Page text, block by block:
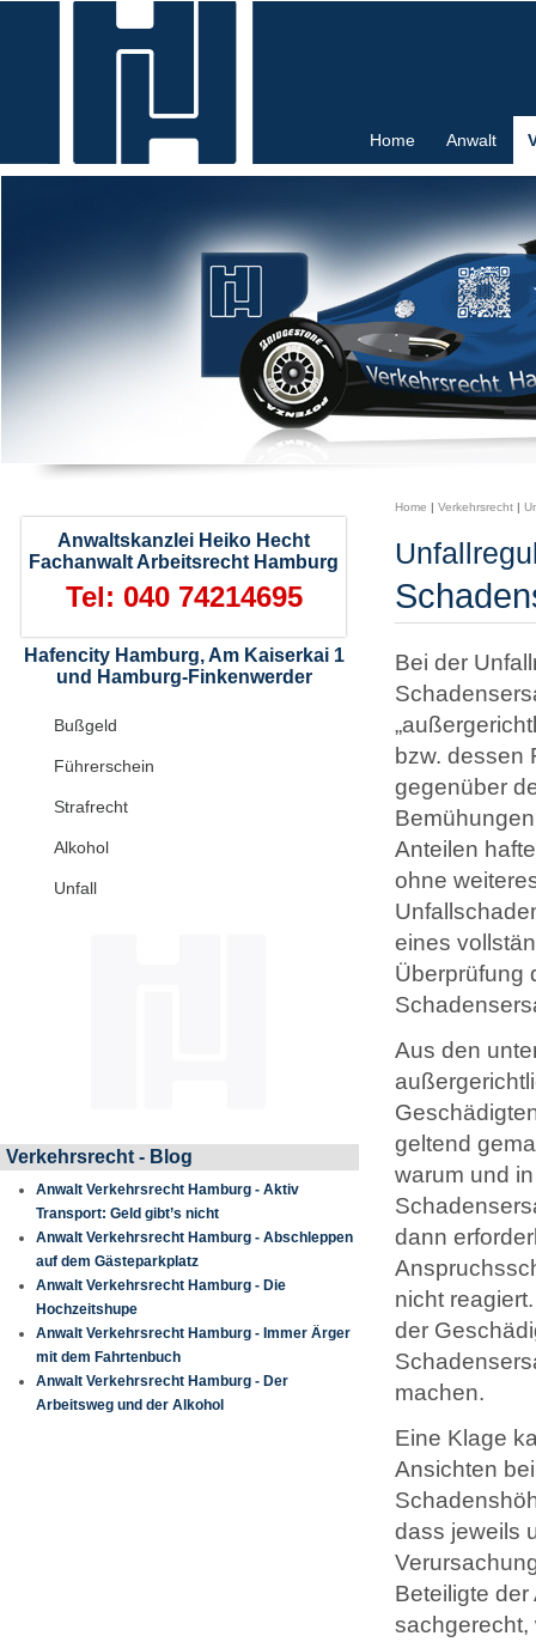
Home Anwalt
Anwaltskanzlei Heiko Hecht
Fachanwalt Arbeitsrecht Hamburg
Tel: 040 74214695
Hafencity Hamburg, Am Kaiserkai 1
und Hamburg-Finkenwerder
Bußgeld
Führerschein
Strafrecht
Alkohol
Unfall
Verkehrsrecht - Blog
Anwalt Verkehrsrecht Hamburg - Aktiv
Transport: Geld gibt’s nicht
Anwalt Verkehrsrecht Hamburg - Abschleppen
auf dem Gästeparkplatz
Anwalt Verkehrsrecht Hamburg - Die
Hochzeitshupe
Anwalt Verkehrsrecht Hamburg - Immer Ärger
mit dem Fahrtenbuch
Anwalt Verkehrsrecht Hamburg - Der
Arbeitsweg und der Alkohol
Home | Verkehrsrecht |
Bei der
bzw. dessen
gegenüber
Anteilen
ohne
eines
Überprüfung
Aus den
geltend
warum und
dann
nicht
der
machen.
Eine Klage
Ansichten
dass jeweils
Beteiligte
sachgerecht,